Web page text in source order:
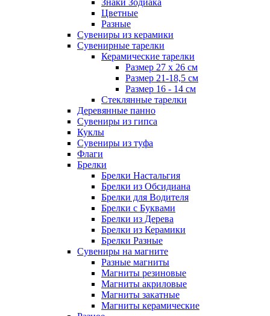
Знаки Зодиака
Цветные
Разные
Сувениры из керамики
Сувенирные тарелки
Керамические тарелки
Размер 27 х 26 см
Размер 21-18,5 см
Размер 16 - 14 см
Стеклянные тарелки
Деревянные панно
Сувениры из гипса
Куклы
Сувениры из туфа
Флаги
Брелки
Брелки Настальгия
Брелки из Обсидиана
Брелки для Водителя
Брелки с Буквами
Брелки из Дерева
Брелки из Керамики
Брелки Разные
Сувениры на магните
Разные магниты
Магниты резиновые
Магниты акриловые
Магниты закатные
Магниты керамические